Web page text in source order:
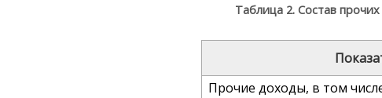
Таблица 2. Состав
Прочие доходы, в том